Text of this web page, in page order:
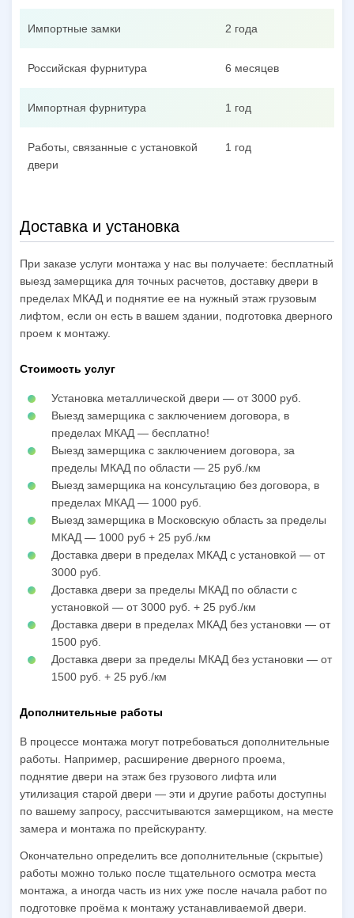
Импортные замки 2 года
Российская фурнитура 6 месяцев
Импортная фурнитура 1 год
Работы, связанные с установкой
двери
1 год
Доставка и установка
При заказе услуги монтажа у нас вы получаете: бесплатный
выезд замерщика для точных расчетов, доставку двери в
пределах МКАД и поднятие ее на нужный этаж грузовым
лифтом, если он есть в вашем здании, подготовка дверного
проем к монтажу.
Стоимость услуг
Установка металлической двери — от 3000 руб.
Выезд замерщика с заключением договора, в
пределах МКАД — бесплатно!
Выезд замерщика с заключением договора, за
пределы МКАД по области — 25 руб./км
Выезд замерщика на консультацию без договора, в
пределах МКАД — 1000 руб.
Выезд замерщика в Московскую область за пределы
МКАД — 1000 руб + 25 руб./км
Доставка двери в пределах МКАД с установкой — от
3000 руб.
Доставка двери за пределы МКАД по области с
установкой — от 3000 руб. + 25 руб./км
Доставка двери в пределах МКАД без установки — от
1500 руб.
Доставка двери за пределы МКАД без установки — от
1500 руб. + 25 руб./км
Дополнительные работы
В процессе монтажа могут потребоваться дополнительные
работы. Например, расширение дверного проема,
поднятие двери на этаж без грузового лифта или
утилизация старой двери — эти и другие работы доступны
по вашему запросу, рассчитываются замерщиком, на месте
замера и монтажа по прейскуранту.
Окончательно определить все дополнительные (скрытые)
работы можно только после тщательного осмотра места
монтажа, а иногда часть из них уже после начала работ по
подготовке проёма к монтажу устанавливаемой двери.